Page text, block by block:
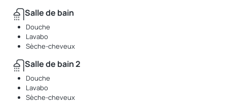
Salle de bain
Douche
Lavabo
Sèche-cheveux
Salle de bain 2
Douche
Lavabo
Sèche-cheveux